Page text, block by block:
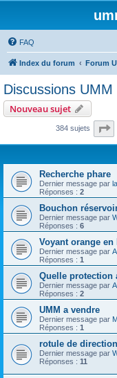
FAQ
Index du forum Forum
Discussions UMM
Nouveau sujet
384 sujets
Recherche phare
Dernier message par
Réponses : 2
Bouchon
Dernier message par
Réponses : 6
Voyant orange en
Dernier message par
Réponses : 1
Quelle protection
Dernier message par
Réponses : 2
UMM a vendre
Dernier message par
Réponses : 1
rotule de direction
Dernier message par
Réponses : 11